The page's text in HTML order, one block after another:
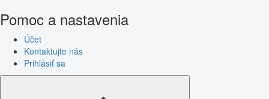
Pomoc a nastavenia
Účet
Kontaktujte nás
Prihlásiť sa